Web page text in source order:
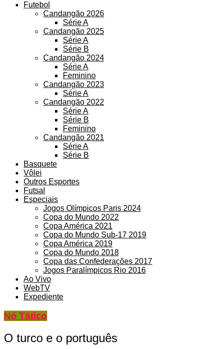
Futebol
Candangão 2026
Série A
Candangão 2025
Série A
Série B
Candangão 2024
Série A
Feminino
Candangão 2023
Série A
Candangão 2022
Série A
Série B
Feminino
Candangão 2021
Série A
Série B
Basquete
Vôlei
Outros Esportes
Futsal
Especiais
Jogos Olímpicos Paris 2024
Copa do Mundo 2022
Copa América 2021
Copa do Mundo Sub-17 2019
Copa América 2019
Copa do Mundo 2018
Copa das Confederações 2017
Jogos Paralímpicos Rio 2016
Ao Vivo
WebTV
Expediente
Nó Tático
O turco e o português